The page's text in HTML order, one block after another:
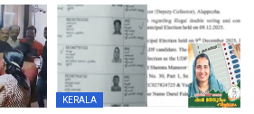
KERALA